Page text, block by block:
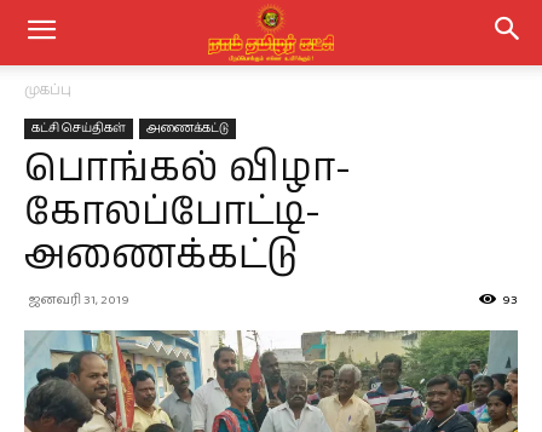
முகப்பு
கட்சி செய்திகள் அணைக்கட்டு
பொங்கல் விழா-
கோலப்போட்டி-
அணைக்கட்டு
ஜனவரி 31, 2019 93